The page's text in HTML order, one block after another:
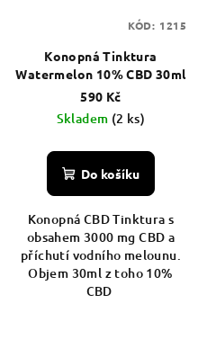
Konopná Tinktura
Watermelon 10% CBD 30ml
590 Kč
Skladem (2 ks)
Do košíku
Konopná CBD Tinktura s
obsahem 3000 mg CBD a
příchutí vodního melounu.
Objem 30ml z toho 10%
CBD
KÓD: 1215